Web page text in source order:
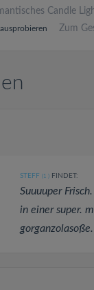
Candle
Zum
STEFF (1 )FINDET:
Suuuuper
in einer super.
gorganzolasoße.